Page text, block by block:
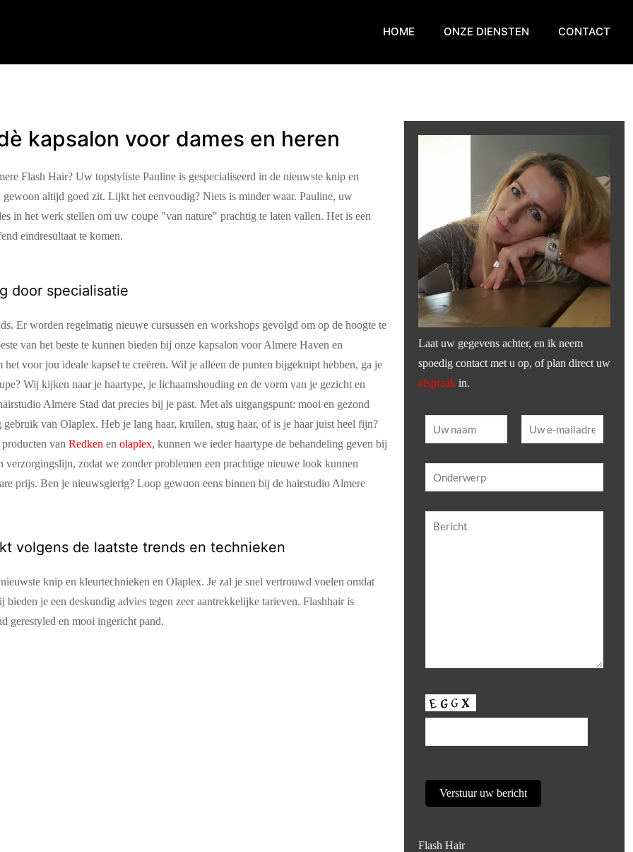
HOME ONZE DIENSTEN CONTACT
kapsalon voor dames en heren
Flash Hair? Uw topstyliste Pauline is gespecialiseerd in de nieuwste knip en
altijd goed zit. Lijkt het eenvoudig? Niets is minder waar. Pauline, uw
in het werk stellen om uw coupe "van nature" prachtig te laten vallen. Het is een
eindresultaat te komen.
door specialisatie
Er worden regelmatig nieuwe cursussen en workshops gevolgd om op de hoogte te
van het beste te kunnen bieden bij onze kapsalon voor Almere Haven en
voor jou ideale kapsel te creëren. Wil je alleen de punten bijgeknipt hebben, ga je
Wij kijken naar je haartype, je lichaamshouding en de vorm van je gezicht en
Almere Stad dat precies bij je past. Met als uitgangspunt: mooi en gezond
van Olaplex. Heb je lang haar, krullen, stug haar, of is je haar juist heel fijn?
van Redken en olaplex, kunnen we ieder haartype de behandeling geven bij
zodat we zonder problemen een prachtige nieuwe look kunnen
prijs. Ben je nieuwsgierig? Loop gewoon eens binnen bij de hairstudio Almere
volgens de laatste trends en technieken
knip en kleurtechnieken en Olaplex. Je zal je snel vertrouwd voelen omdat
je een deskundig advies tegen zeer aantrekkelijke tarieven. Flashhair is
gerestyled en mooi ingericht pand.
Laat uw gegevens achter, en ik neem
spoedig contact met u op, of plan direct uw
afspraak in.
Flash Hair